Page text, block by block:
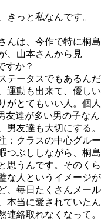
きっと私なんです。
んは、今作で特に桐島
、山本さんから見
すか？
テータスでもあるんだ
運動も出来て、優しい
がとてもいい人。個人
友達が多い男の子なん
男友達も大切にする。
：クラスの中心グルー
つぶししながら、桐島
思うんです。そのくら
な人というイメージが
、毎日たくさんメール
本当に愛されていたん
連絡取れなくなって。